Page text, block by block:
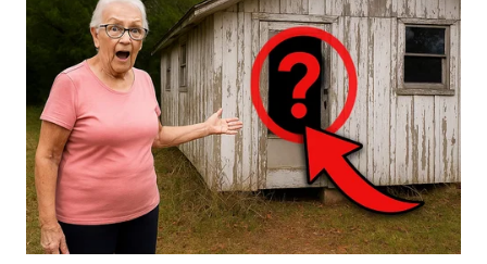
WN
DAIRI
WN
DANAU
TOBA
WN
NIAS